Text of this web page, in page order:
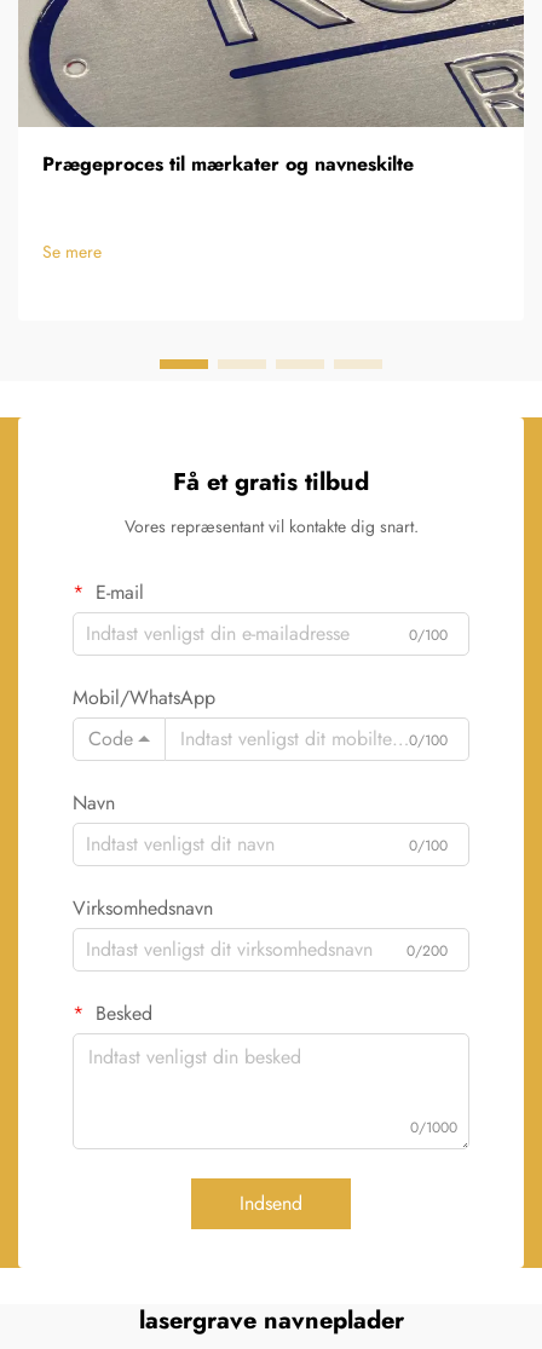
Prægeproces til mærkater og navneskilte
Se mere
Få et gratis tilbud
Vores repræsentant vil kontakte dig snart.
E-mail
0/100
Mobil/WhatsApp
Code
0/100
Navn
0/100
Virksomhedsnavn
0/200
Besked
0/1000
Indsend
lasergrave navneplader